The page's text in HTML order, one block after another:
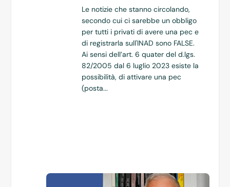
Le notizie che stanno circolando,
secondo cui ci sarebbe un obbligo
per tutti i privati di avere una pec e
di registrarla sull'INAD sono FALSE.
Ai sensi dell’art. 6 quater del d.lgs.
82/2005 dal 6 luglio 2023 esiste la
possibilità, di attivare una pec
(posta...